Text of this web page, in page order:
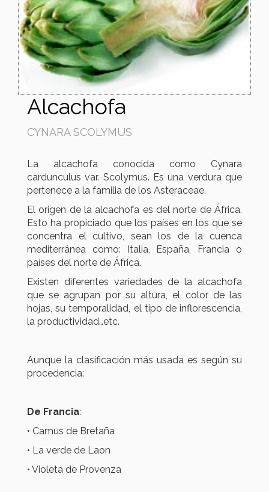
Alcachofa
CYNARA SCOLYMUS
La alcachofa conocida como Cynara
cardunculus var. Scolymus. Es una verdura que
pertenece a la familia de los Asteraceae.
El origen de la alcachofa es del norte de África.
Esto ha propiciado que los países en los que se
concentra el cultivo, sean los de la cuenca
mediterránea como: Italia, España, Francia o
países del norte de África.
Existen diferentes variedades de la alcachofa
que se agrupan por su altura, el color de las
hojas, su temporalidad, el tipo de inflorescencia,
la productividad…etc.
Aunque la clasificación más usada es según su
procedencia:
De Francia:
• Camus de Bretaña
• La verde de Laon
• Violeta de Provenza